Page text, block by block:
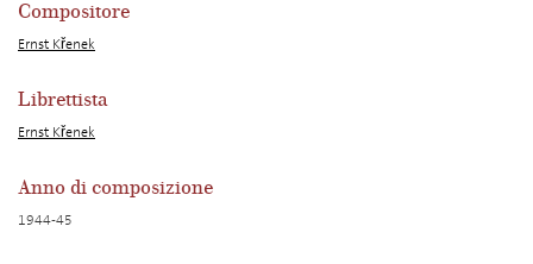
Compositore
Ernst Křenek
Librettista
Ernst Křenek
Anno di composizione
1944-45